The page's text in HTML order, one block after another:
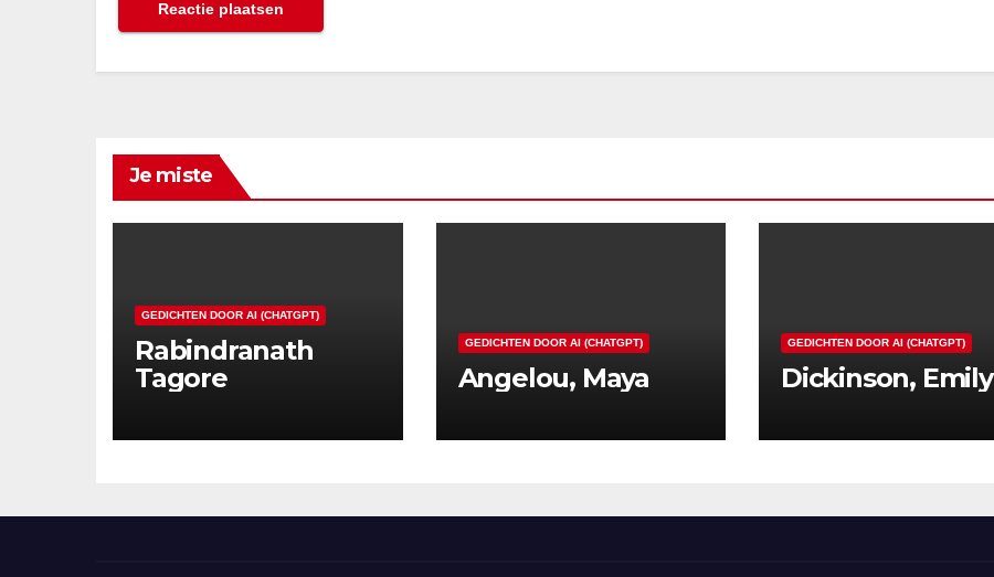
Je miste
GEDICHTEN DOOR AI (CHATGPT)
Rabindranath
Tagore
GEDICHTEN DOOR AI (CHATGPT)
Angelou, Maya
GEDICHTEN DOOR AI (CHATGPT)
Dickinson, Emily